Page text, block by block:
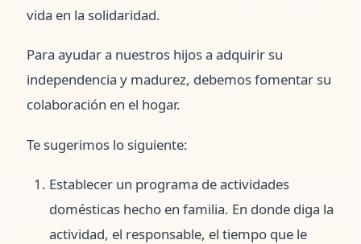
vida en la solidaridad.
Para ayudar a nuestros hijos a adquirir su
independencia y madurez, debemos fomentar su
colaboración en el hogar.
Te sugerimos lo siguiente:
Establecer un programa de actividades
domésticas hecho en familia. En donde diga la
actividad, el responsable, el tiempo que le